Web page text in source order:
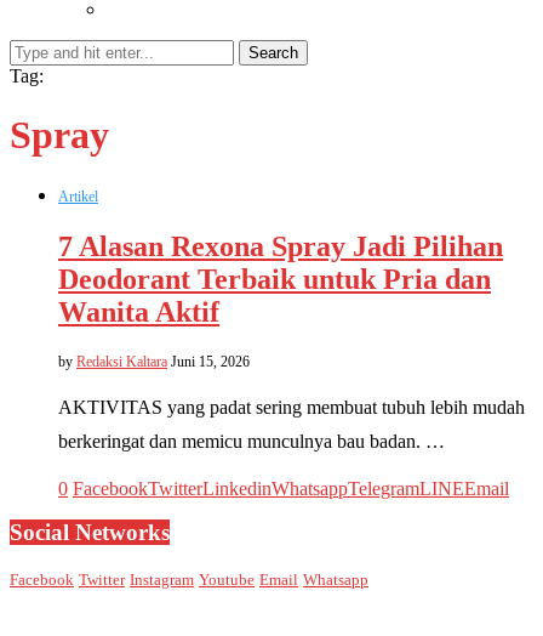
Search
Tag:
Spray
Artikel
7 Alasan Rexona Spray Jadi Pilihan
Deodorant Terbaik untuk Pria dan
Wanita Aktif
by Redaksi Kaltara Juni 15, 2026
AKTIVITAS yang padat sering membuat tubuh lebih mudah
berkeringat dan memicu munculnya bau badan. …
0 FacebookTwitterLinkedinWhatsappTelegramLINEEmail
Social Networks
Facebook Twitter Instagram Youtube Email Whatsapp